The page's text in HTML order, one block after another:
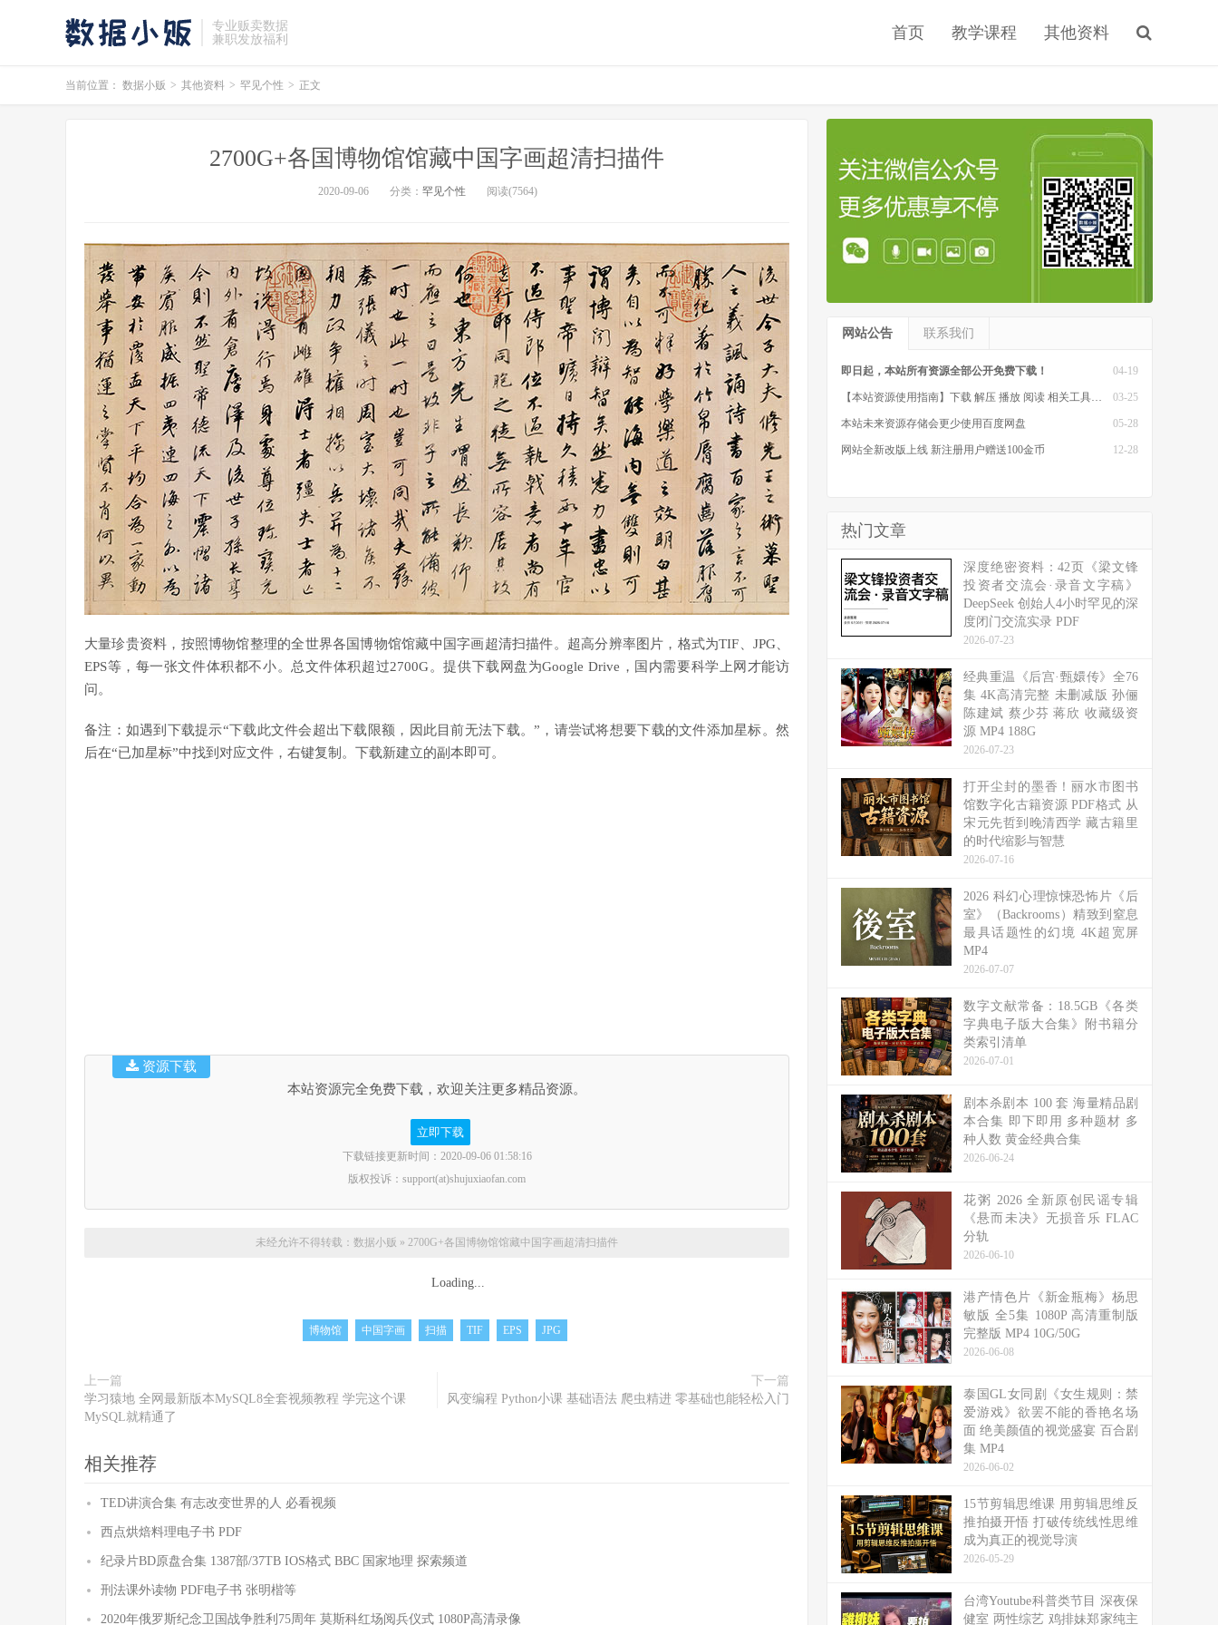
专业贩卖数据
兼职发放福利
首页 教学课程 其他资料
当前位置： 数据小贩 > 其他资料 > 罕见个性 > 正文
2700G+各国博物馆馆藏中国字画超清扫描件
2020-09-06 分类： 罕见个性 阅读(7564)
大量珍贵资料，按照博物馆整理的全世界各国博物馆馆藏中国字画超清扫描件。超高分辨率图片，格式为TIF、JPG、
EPS等，每一张文件体积都不小。总文件体积超过2700G。提供下载网盘为Google Drive，国内需要科学上网才能访
问。
备注：如遇到下载提示“下载此文件会超出下载限额，因此目前无法下载。”，请尝试将想要下载的文件添加星标。然
后在“已加星标”中找到对应文件，右键复制。下载新建立的副本即可。
本站资源完全免费下载，欢迎关注更多精品资源。
立即下载
下载链接更新时间：2020-09-06 01:58:16
版权投诉：support(at)shujuxiaofan.com
资源下载
未经允许不得转载： 数据小贩 » 2700G+各国博物馆馆藏中国字画超清扫描件
Loading...
博物馆 中国字画 扫描 TIF EPS JPG
上一篇
学习猿地 全网最新版本MySQL8全套视频教程 学完这个课
MySQL就精通了
下一篇
风变编程 Python小课 基础语法 爬虫精进 零基础也能轻松入门
相关推荐
TED讲演合集 有志改变世界的人 必看视频
西点烘焙料理电子书 PDF
纪录片BD原盘合集 1387部/37TB IOS格式 BBC 国家地理 探索频道
刑法课外读物 PDF电子书 张明楷等
2020年俄罗斯纪念卫国战争胜利75周年 莫斯科红场阅兵仪式 1080P高清录像
网站公告 联系我们
04-19
即日起，本站所有资源全部公开免费下载！
03-25
【本站资源使用指南】下载 解压 播放 阅读 相关工具软件
05-28
本站未来资源存储会更少使用百度网盘
12-28
网站全新改版上线 新注册用户赠送100金币
热门文章
深度绝密资料：42页《梁文锋
投资者交流会·录音文字稿》
DeepSeek 创始人4小时罕见的深
度闭门交流实录 PDF
2026-07-23
经典重温《后宫·甄嬛传》全76
集 4K高清完整 未删减版 孙俪
陈建斌 蔡少芬 蒋欣 收藏级资
源 MP4 188G
2026-07-23
打开尘封的墨香！丽水市图书
馆数字化古籍资源 PDF格式 从
宋元先哲到晚清西学 藏古籍里
的时代缩影与智慧
2026-07-16
2026 科幻心理惊悚恐怖片《后
室》（Backrooms）精致到窒息
最具话题性的幻境 4K超宽屏
MP4
2026-07-07
数字文献常备：18.5GB《各类
字典电子版大合集》附书籍分
类索引清单
2026-07-01
剧本杀剧本 100 套 海量精品剧
本合集 即下即用 多种题材 多
种人数 黄金经典合集
2026-06-24
花粥 2026 全新原创民谣专辑
《悬而未决》无损音乐 FLAC
分轨
2026-06-10
港产情色片《新金瓶梅》杨思
敏版 全5集 1080P 高清重制版
完整版 MP4 10G/50G
2026-06-08
泰国GL女同剧《女生规则：禁
爱游戏》欲罢不能的香艳名场
面 绝美颜值的视觉盛宴 百合剧
集 MP4
2026-06-02
15节剪辑思维课 用剪辑思维反
推拍摄开悟 打破传统线性思维
成为真正的视觉导演
2026-05-29
台湾Youtube科普类节目 深夜保
健室 两性综艺 鸡排妹郑家纯主